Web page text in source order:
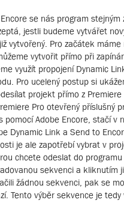
se nás program stejným
jestli budeme vytvářet
vytvořený. Pro začátek máme
vytvořit přímo při
využít propojení Dynamic
Pro ucelený postup si
projekt přímo z Premiere
Pro otevřený příslušný
pomocí Adobe Encore, stačí v
Dynamic Link a Send to
je ale zapotřebí vybrat v
chcete odeslat do programu
sekvenci a kliknutím
žádnou sekvenci, pak se
Tento výběr sekvence je tedy